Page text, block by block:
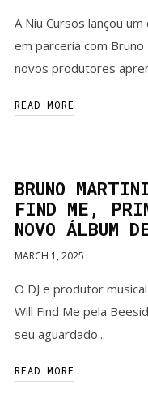
A Niu Cursos lançou
em parceria com
novos produtores
READ MORE
BRUNO
FIND ME,
NOVO ÁLBUM
MARCH 1, 2025
O DJ e produtor
Will Find Me pela
seu aguardado...
READ MORE